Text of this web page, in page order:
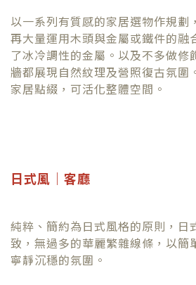
以一系列有質感的家居選物作規劃
再大量運用木頭與金屬或鐵件的融
了冰冷調性的金屬。以及不多做修
牆都展現自然紋理及營照復古氛圍
家居點綴，可活化整體空間。
日式風｜客廳
純粹、簡約為日式風格的原則，日
致，無過多的華麗繁雜線條，以簡
寧靜沉穩的氛圍。